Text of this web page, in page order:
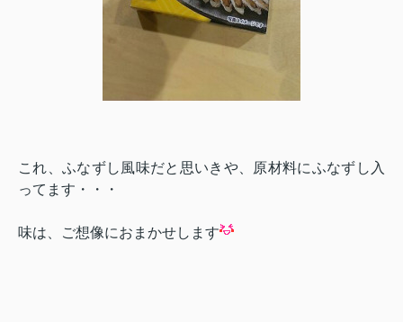
これ、ふなずし風味だと思いきや、原材料にふなずし入
ってます・・・
味は、ご想像におまかせします